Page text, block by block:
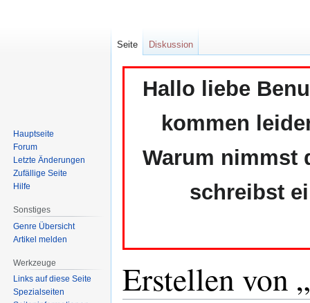
Hallo liebe
kommen
Warum nimmst
schreibst
Erstellen von
Seite Diskussion
Hauptseite
Forum
Letzte Änderungen
Zufällige Seite
Hilfe
Sonstiges
Genre Übersicht
Artikel melden
Werkzeuge
Links auf diese Seite
Spezialseiten